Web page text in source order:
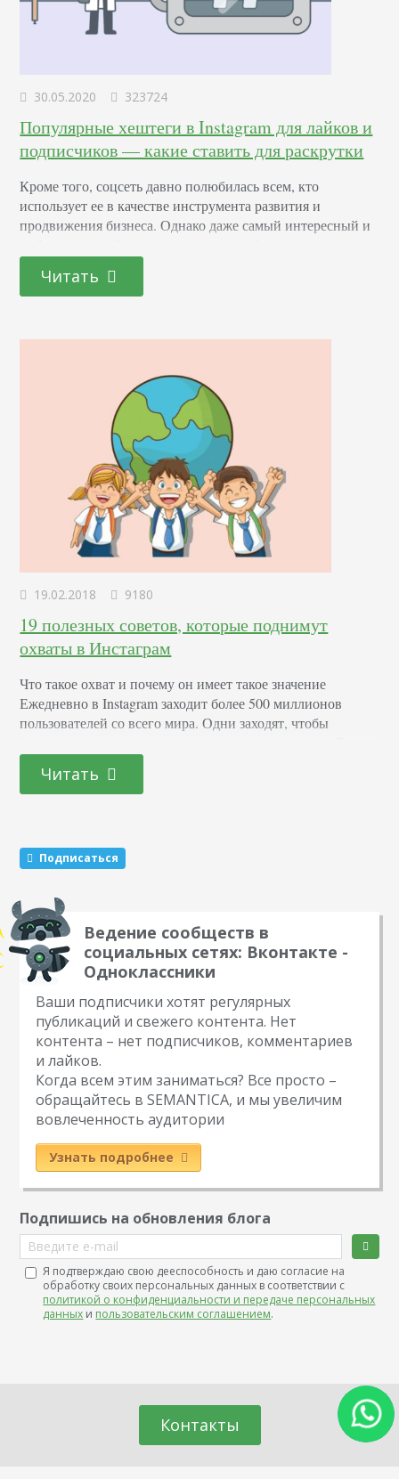
30.05.2020 323724
Популярные хештеги в Instagram для лайков и
подписчиков — какие ставить для раскрутки
Кроме того, соцсеть давно полюбилась всем, кто
использует ее в качестве инструмента развития и
продвижения бизнеса. Однако даже самый интересный и
подойти к его составлению без должного усердия.
Поэтому, чтобы избежать проблем с привлечением
использования Сетевое пространство содержит огромное
Читать
19.02.2018 9180
19 полезных советов, которые поднимут
охваты в Инстаграм
Что такое охват и почему он имеет такое значение
Ежедневно в Instagram заходит более 500 миллионов
пользователей со всего мира. Одни заходят, чтобы
чтобы продать свой продукт. Однако для этого им
необходимо знать, как увеличить охват в Инстаграме. И с
Читать
Подписаться
Ведение сообществ в
социальных сетях: Вконтакте -
Одноклассники
Ваши подписчики хотят регулярных
публикаций и свежего контента. Нет
контента – нет подписчиков, комментариев
и лайков.
Когда всем этим заниматься? Все просто –
обращайтесь в SEMANTICA, и мы увеличим
вовлеченность аудитории
Узнать подробнее
Подпишись на обновления блога
Введите e-mail
Я подтверждаю свою дееспособность и даю согласие на
обработку своих персональных данных в соответствии с
политикой о конфиденциальности и передаче персональных
данных и пользовательским соглашением.
Контакты